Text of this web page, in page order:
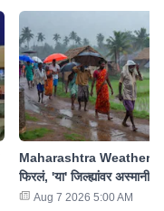
Maharashtra Weather :
फिरलं, 'या' जिल्ह्यांवर अस्मानी
Aug 7 2026 5:00 AM